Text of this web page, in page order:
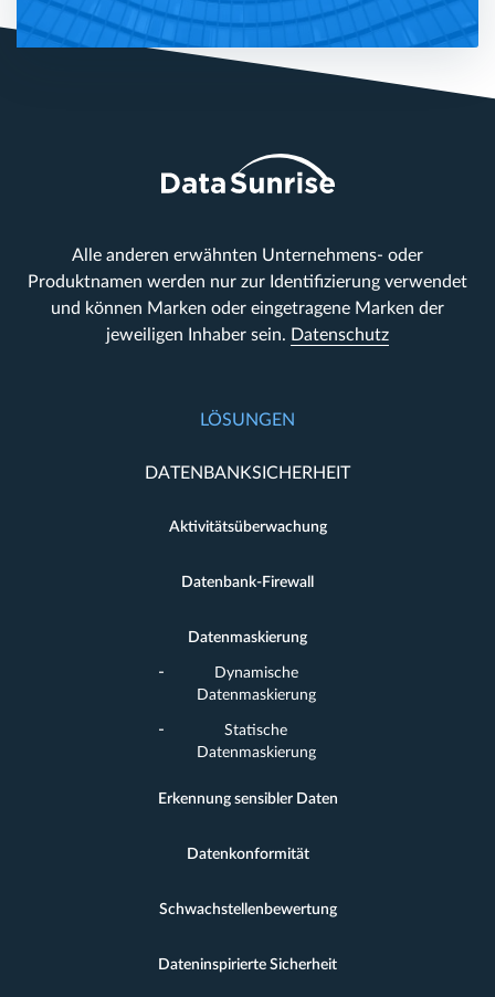
Alle anderen erwähnten Unternehmens- oder
Produktnamen werden nur zur Identifizierung verwendet
und können Marken oder eingetragene Marken der
jeweiligen Inhaber sein. Datenschutz
LÖSUNGEN
DATENBANKSICHERHEIT
Aktivitätsüberwachung
Datenbank-Firewall
Datenmaskierung
Dynamische
Datenmaskierung
Statische
Datenmaskierung
Erkennung sensibler Daten
Datenkonformität
Schwachstellenbewertung
Dateninspirierte Sicherheit